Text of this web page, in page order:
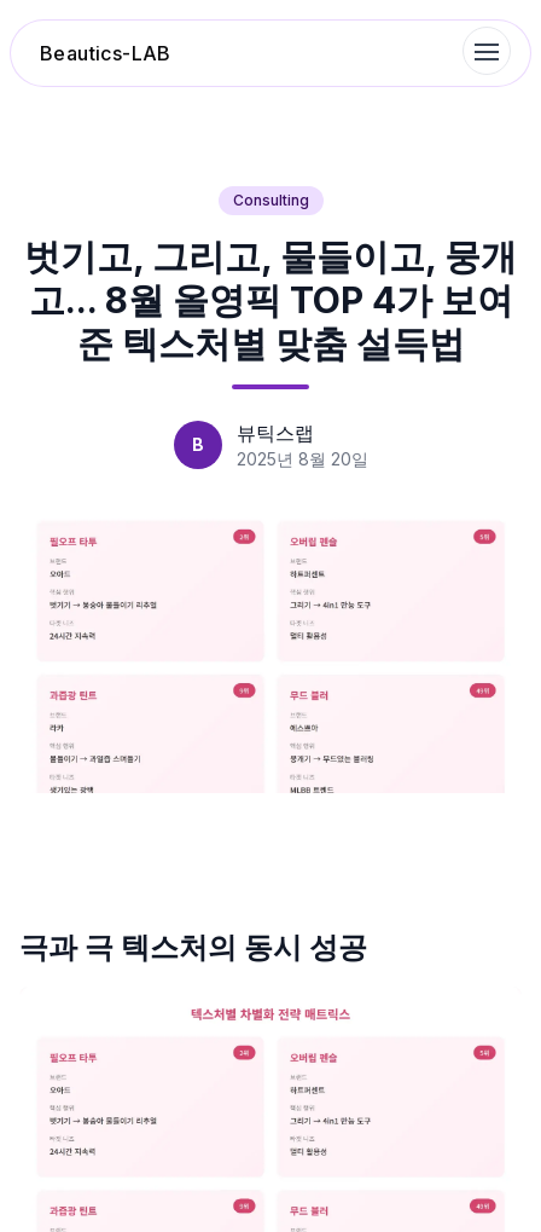
Beautics-LAB
성분분석
나의 스킨케어
제품비교
Login
Consulting
벗기고, 그리고, 물들이고, 뭉개
고... 8월 올영픽 TOP 4가 보여
준 텍스처별 맞춤 설득법
B 뷰틱스랩
2025년 8월 20일
극과 극 텍스처의 동시 성공